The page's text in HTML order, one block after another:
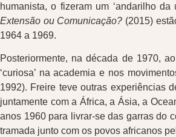
humanista, o fizeram um ‘andarilho
Extensão ou Comunicação? (2015)
1964 a 1969.
Posteriormente, na década de 1970,
‘curiosa’ na academia e nos
1992). Freire teve outras experiências
juntamente com a África, a Ásia, a
anos 1960 para livrar-se das garras do
tramada junto com os povos africanos